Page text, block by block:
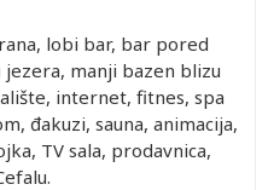
lobi bar, bar pored
manji bazen blizu
internet, fitnes, spa
đakuzi, sauna, animacija,
TV sala, prodavnica,